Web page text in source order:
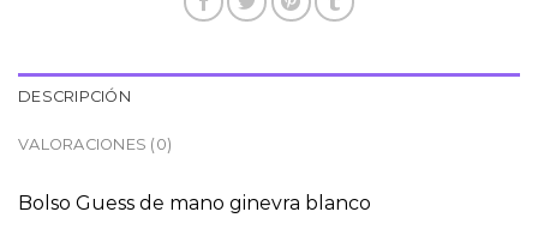
DESCRIPCIÓN
VALORACIONES (0)
Bolso Guess de mano ginevra blanco